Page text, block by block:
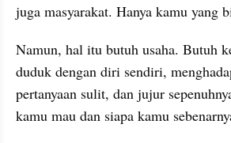
juga masyarakat. Hanya kamu yang
Namun, hal itu butuh usaha. Butuh
duduk dengan diri sendiri,
pertanyaan sulit, dan jujur
kamu mau dan siapa kamu